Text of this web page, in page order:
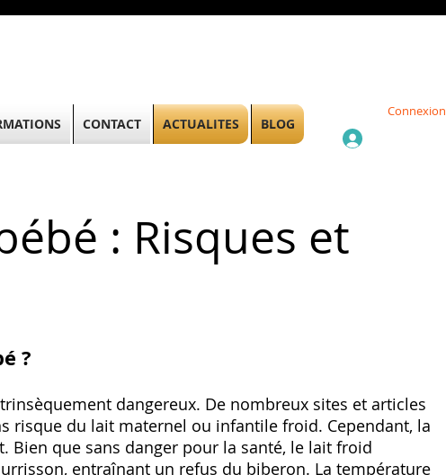
Connexion
: Risques et
?
dangereux. De nombreux sites et articles
risque du lait maternel ou infantile froid. Cependant‚ la
que sans danger pour la santé‚ le lait froid
entraînant un refus du biberon. La température
CONTACT ACTUALITES BLOG